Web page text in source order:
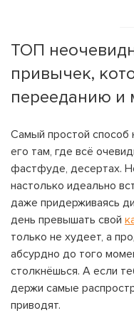
ТОП
привычек,
перееданию и
Самый простой способ
его там, где всё
фастфуде, десертах.
настолько идеально
даже придерживаясь
день превышать свой
только не худеет, а
абсурдно до того
столкнёшься. А если
держи самые
приводят.